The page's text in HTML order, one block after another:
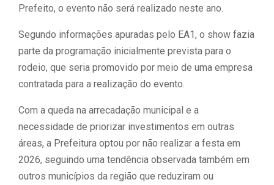
Prefeito, o evento não será realizado neste ano.
Segundo informações apuradas pelo EA1, o show fazia
parte da programação inicialmente prevista para o
rodeio, que seria promovido por meio de uma empresa
contratada para a realização do evento.
Com a queda na arrecadação municipal e a
necessidade de priorizar investimentos em outras
áreas, a Prefeitura optou por não realizar a festa em
2026, seguindo uma tendência observada também em
outros municípios da região que reduziram ou